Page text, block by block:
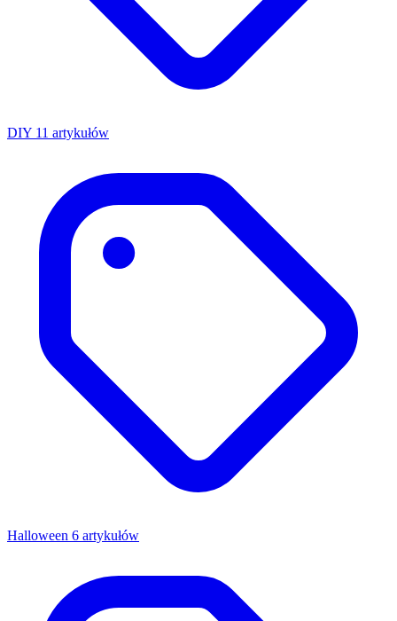
DIY 11 artykułów
Halloween 6 artykułów